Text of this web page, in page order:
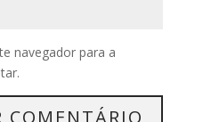
navegador para a